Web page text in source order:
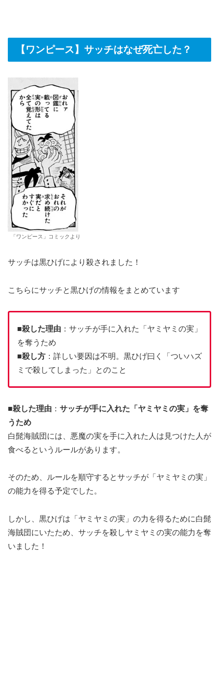
【ワンピース】サッチはなぜ死亡した？
「ワンピース」コミックより
サッチは黒ひげにより殺されました！
こちらにサッチと黒ひげの情報をまとめています
■殺した理由 ：サッチが手に入れた「ヤミヤミの実」
を奪うため
■殺し方 ：詳しい要因は不明。黒ひげ曰く「ついハズ
ミで殺してしまった」とのこと
■殺した理由 ： サッチが手に入れた「ヤミヤミの実」を奪
うため
白髭海賊団には、悪魔の実を手に入れた人は見つけた人が
食べるというルールがあります。
そのため、ルールを順守するとサッチが「ヤミヤミの実」
の能力を得る予定でした。
しかし、黒ひげは「ヤミヤミの実」の力を得るために白髭
海賊団にいたため、サッチを殺しヤミヤミの実の能力を奪
いました！